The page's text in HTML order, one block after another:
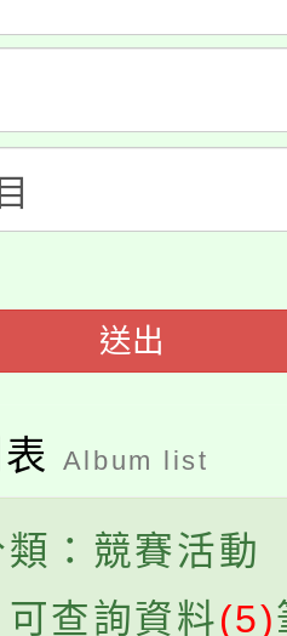
額)
!
時於龍潭區
局內行報名
日，桃園電
市運動會8/
，中低收入戶
教育及科技
教案入校路
送出
Album list
：競賽活動
查詢資料(5)